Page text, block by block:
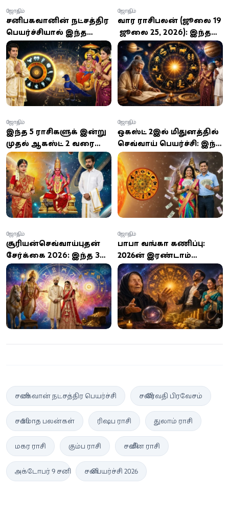
சனிபகவானின் நட்சத்திர
பெயர்ச்சியால் இந்த
ராசிகளுக்கு பொற்காலம்
ஆரம்பம்; உங்க ராசி
என்ன?
ஜோதிடம்
வார ராசிபலன் (ஜூலை 19
- ஜூலை 25, 2026): இந்த
வாரம் எந்த ராசிக்கு
அதிர்ஷ்டம்? யாருக்கு
பிரச்சனைகள் குறையும்?
ஜோதிடம்
இந்த 5 ராசிகளுக்கு இன்று
முதல் ஆகஸ்ட் 2 வரை
அதிர்ஷ்ட மழை:
பணவரவு, பதவி உயர்வு,
வெற்றிகள் குவியும்!
ஜோதிடம்
ஒகஸ்ட் 2இல் மிதுனத்தில்
செவ்வாய் பெயர்ச்சி: இந்த
4 ராசிக்காரர்களுக்கு
அதிர்ஷ்டம், பணவரவு,
தொழில் முன்னேற்றம்
காத்திருக்கிறது!
ஜோதிடம்
சூரியன்-செவ்வாய்-புதன்
சேர்க்கை 2026: இந்த 3
ராசிகளுக்கு அதிர்ஷ்ட
மழை? ராஜயோக
பலன்கள் இதோ!
ஜோதிடம்
பாபா வங்கா கணிப்பு:
2026-ன் இரண்டாம்
பாதியில் கோடீஸ்வரராகும்
யோகம் பெற்ற 4
அதிர்ஷ்ட ராசிகள்!
ஜோதிடம்
சனி பகவான் நட்சத்திர பெயர்ச்சி சனி ரேவதி பிரவேசம்
சனி 5 மாத பலன்கள் ரிஷப ராசி துலாம் ராசி
மகர ராசி கும்ப ராசி சனி மீன ராசி
அக்டோபர் 9 சனி சனி பெயர்ச்சி 2026